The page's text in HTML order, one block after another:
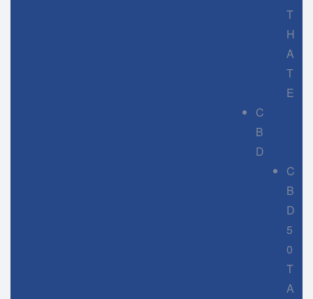
T
H
A
T
E
C
B
D
C
B
D
5
0
T
A